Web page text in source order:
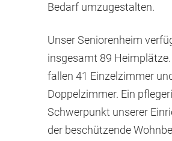
Bedarf umzugestalten.
Unser Seniorenheim
insgesamt 89
fallen 41 Einzelzimmer
Doppelzimmer. Ein
Schwerpunkt unserer
der beschützende